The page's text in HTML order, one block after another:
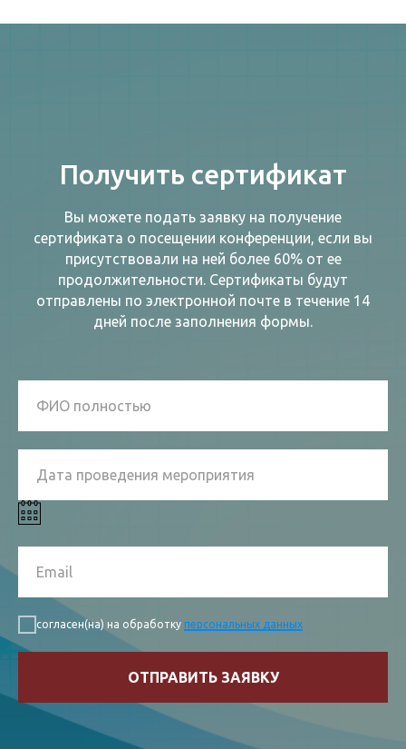
Получить сертификат
Вы можете подать заявку на получение
сертификата о посещении конференции, если вы
присутствовали на ней более 60% от ее
продолжительности. Сертификаты будут
отправлены по электронной почте в течение 14
дней после заполнения формы.
согласен(на) на обработку персональных данных
ОТПРАВИТЬ ЗАЯВКУ